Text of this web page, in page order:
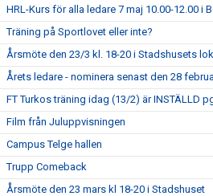
HRL-Kurs för alla ledare 7 maj 10.00-12.00 i
Träning på Sportlovet eller inte?
Årsmöte den 23/3 kl. 18-20 i Stadshusets
Årets ledare - nominera senast den 28
FT Turkos träning idag (13/2) är INSTÄLLD
Film från Juluppvisningen
Campus Telge hallen
Trupp Comeback
Årsmöte den 23 mars kl 18-20 i Stadshuset